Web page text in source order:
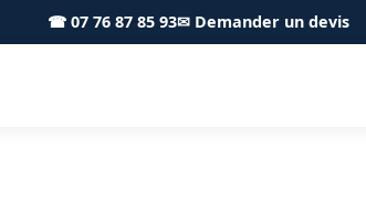
☎ 07 76 87 85 93✉ Demander un devis